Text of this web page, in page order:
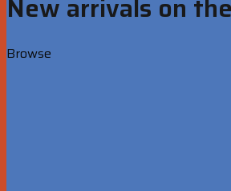
New arrivals on
Browse